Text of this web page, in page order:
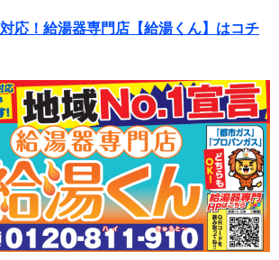
応！ 給湯器専門店【給湯くん】はコチ